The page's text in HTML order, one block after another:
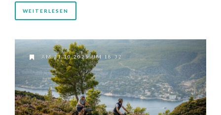
WEITERLESEN
AM 21.10.2025 UM 18:32